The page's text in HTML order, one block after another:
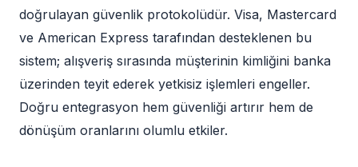
doğrulayan güvenlik protokolüdür. Visa, Mastercard
ve American Express tarafından desteklenen bu
sistem; alışveriş sırasında müşterinin kimliğini banka
üzerinden teyit ederek yetkisiz işlemleri engeller.
Doğru entegrasyon hem güvenliği artırır hem de
dönüşüm oranlarını olumlu etkiler.